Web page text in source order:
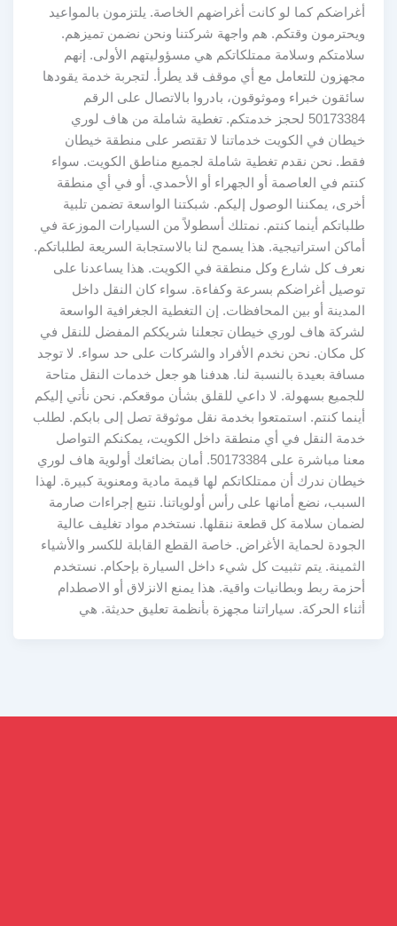
أغراضكم كما لو كانت أغراضهم الخاصة. يلتزمون بالمواعيد
ويحترمون وقتكم. هم واجهة شركتنا ونحن نضمن تميزهم.
سلامتكم وسلامة ممتلكاتكم هي مسؤوليتهم الأولى. إنهم
مجهزون للتعامل مع أي موقف قد يطرأ. لتجربة خدمة يقودها
سائقون خبراء وموثوقون، بادروا بالاتصال على الرقم
50173384 لحجز خدمتكم. تغطية شاملة من هاف لوري
خيطان في الكويت خدماتنا لا تقتصر على منطقة خيطان
فقط. نحن نقدم تغطية شاملة لجميع مناطق الكويت. سواء
كنتم في العاصمة أو الجهراء أو الأحمدي. أو في أي منطقة
أخرى، يمكننا الوصول إليكم. شبكتنا الواسعة تضمن تلبية
طلباتكم أينما كنتم. نمتلك أسطولاً من السيارات الموزعة في
أماكن استراتيجية. هذا يسمح لنا بالاستجابة السريعة لطلباتكم.
نعرف كل شارع وكل منطقة في الكويت. هذا يساعدنا على
توصيل أغراضكم بسرعة وكفاءة. سواء كان النقل داخل
المدينة أو بين المحافظات. إن التغطية الجغرافية الواسعة
لشركة هاف لوري خيطان تجعلنا شريككم المفضل للنقل في
كل مكان. نحن نخدم الأفراد والشركات على حد سواء. لا توجد
مسافة بعيدة بالنسبة لنا. هدفنا هو جعل خدمات النقل متاحة
للجميع بسهولة. لا داعي للقلق بشأن موقعكم. نحن نأتي إليكم
أينما كنتم. استمتعوا بخدمة نقل موثوقة تصل إلى بابكم. لطلب
خدمة النقل في أي منطقة داخل الكويت، يمكنكم التواصل
معنا مباشرة على 50173384. أمان بضائعك أولوية هاف لوري
خيطان ندرك أن ممتلكاتكم لها قيمة مادية ومعنوية كبيرة. لهذا
السبب، نضع أمانها على رأس أولوياتنا. نتبع إجراءات صارمة
لضمان سلامة كل قطعة ننقلها. نستخدم مواد تغليف عالية
الجودة لحماية الأغراض. خاصة القطع القابلة للكسر والأشياء
الثمينة. يتم تثبيت كل شيء داخل السيارة بإحكام. نستخدم
أحزمة ربط وبطانيات واقية. هذا يمنع الانزلاق أو الاصطدام
أثناء الحركة. سياراتنا مجهزة بأنظمة تعليق حديثة. هي